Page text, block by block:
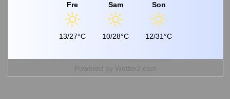
Fre
13/27°C
Sam
10/28°C
Son
12/31°C
Powered by Wetter2.com